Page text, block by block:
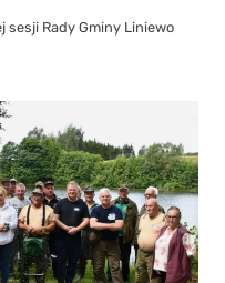
sesji Rady Gminy Liniewo